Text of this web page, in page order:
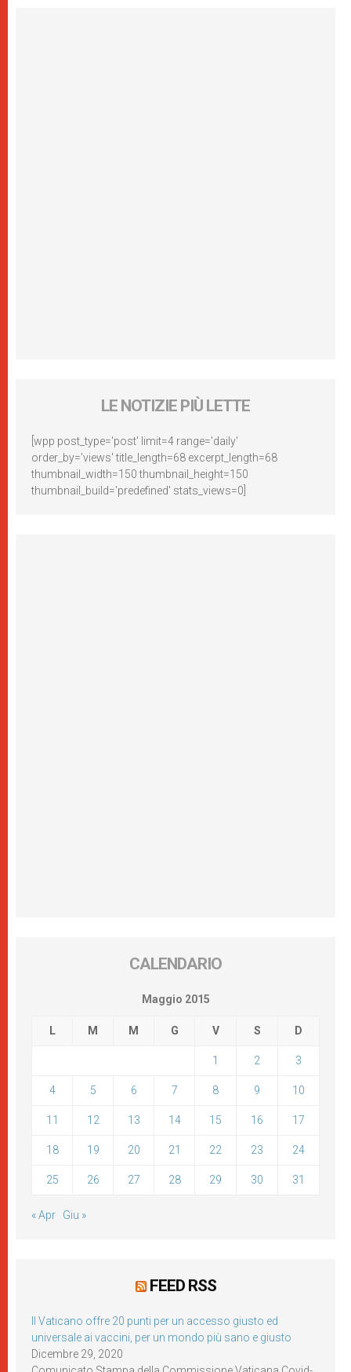
LE NOTIZIE PIÙ LETTE
[wpp post_type='post' limit=4 range='daily'
order_by='views' title_length=68 excerpt_length=68
thumbnail_width=150 thumbnail_height=150
thumbnail_build='predefined' stats_views=0]
CALENDARIO
Maggio 2015
L M M G V S D
1 2 3
4 5 6 7 8 9 10
11 12 13 14 15 16 17
18 19 20 21 22 23 24
25 26 27 28 29 30 31
« Apr Giu »
FEED RSS
Il Vaticano offre 20 punti per un accesso giusto ed
universale ai vaccini, per un mondo più sano e giusto
Dicembre 29, 2020